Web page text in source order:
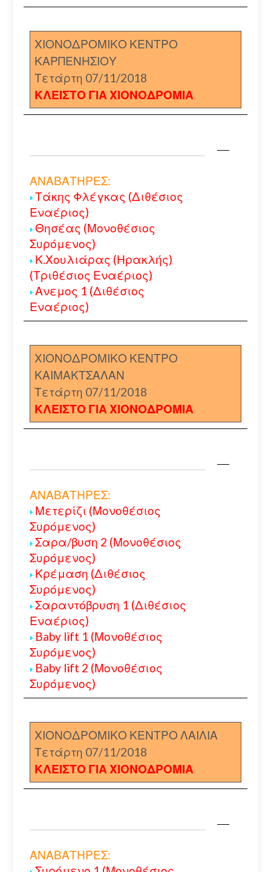
ΧΙΟΝΟΔΡΟΜΙΚΟ ΚΕΝΤΡΟ
ΚΑΡΠΕΝΗΣΙΟΥ
Τετάρτη 07/11/2018
ΚΛΕΙΣΤΟ ΓΙΑ ΧΙΟΝΟΔΡΟΜΙΑ
ΑΝΑΒΑΤΗΡΕΣ:
Τάκης Φλέγκας (Διθέσιος
Εναέριος)
Θησέας (Μονοθέσιος
Συρόμενος)
Κ.Χουλιάρας (Ηρακλής)
(Τριθέσιος Εναέριος)
Ανεμος 1 (Διθέσιος
Εναέριος)
ΧΙΟΝΟΔΡΟΜΙΚΟ ΚΕΝΤΡΟ
ΚΑΙΜΑΚΤΣΑΛΑΝ
Τετάρτη 07/11/2018
ΚΛΕΙΣΤΟ ΓΙΑ ΧΙΟΝΟΔΡΟΜΙΑ
ΑΝΑΒΑΤΗΡΕΣ:
Μετερίζι (Μονοθέσιος
Συρόμενος)
Σαρα/βυση 2 (Μονοθέσιος
Συρόμενος)
Κρέμαση (Διθέσιος
Συρόμενος)
Σαραντόβρυση 1 (Διθέσιος
Εναέριος)
Baby lift 1 (Μονοθέσιος
Συρόμενος)
Baby lift 2 (Μονοθέσιος
Συρόμενος)
ΧΙΟΝΟΔΡΟΜΙΚΟ ΚΕΝΤΡΟ ΛΑΙΛΙΑ
Τετάρτη 07/11/2018
ΚΛΕΙΣΤΟ ΓΙΑ ΧΙΟΝΟΔΡΟΜΙΑ
ΑΝΑΒΑΤΗΡΕΣ: